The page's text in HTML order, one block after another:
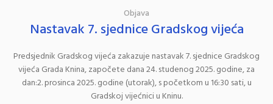
Objava
Nastavak 7. sjednice Gradskog vijeća
Predsjednik Gradskog vijeća zakazuje nastavak 7. sjednice Gradskog
vijeća Grada Knina, započete dana 24. studenog 2025. godine, za
dan:2. prosinca 2025. godine (utorak), s početkom u 16:30 sati, u
Gradskoj vijećnici u Kninu.